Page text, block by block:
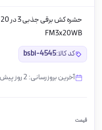
FM3x20WB
کد کالا:bsbi-4545
آخرین بروزرسانی: 2 روز پیش
قیمت